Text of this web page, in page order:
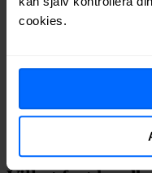
cookies.
Halebop
Fiber
46%
Comviq
bredband på din adress i
att göra en snabb sökning